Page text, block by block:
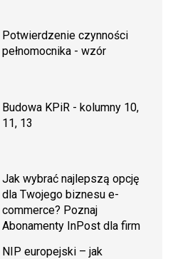
Potwierdzenie czynności
pełnomocnika - wzór
Budowa KPiR - kolumny 10,
11, 13
Jak wybrać najlepszą opcję
dla Twojego biznesu e-
commerce? Poznaj
Abonamenty InPost dla firm
NIP europejski – jak